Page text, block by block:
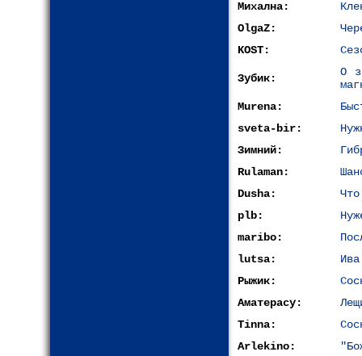
Михална:
OlgaZ:
KOST:
Зубик:
О
Murena:
sveta-bir:
Зимний:
Rulaman:
Dusha:
plb:
maribo:
lutsa:
Рыжик:
Аматерасу:
Tinna:
Arlekino: